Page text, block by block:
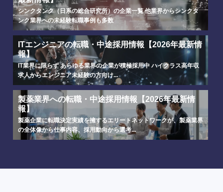
シンクタンク（日系の総合研究所）の企業一覧 他業界からシンクタ
ンク業界への未経験転職事例も多数
ITエンジニアの転職・中途採用情報【2026年最新情
報】
IT業界に限らず あらゆる業界の企業が積極採用中 ハイクラス高年収
求人からエンジニア未経験の方向け...
製薬業界への転職・中途採用情報【2026年最新情
報】
製薬企業に転職決定実績を擁するエリートネットワークが、製薬業界
の全体像から仕事内容、採用動向から選考...